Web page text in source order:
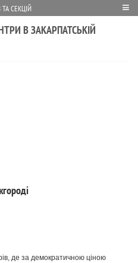
СЕКЦІЙ ≡
В ЗАКАРПАТСЬКІЙ
де за демократичною ціною